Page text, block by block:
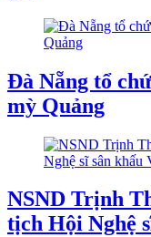
Đà Nẵng tổ
mỳ Quảng
NSND Trịnh
tịch Hội Nghệ